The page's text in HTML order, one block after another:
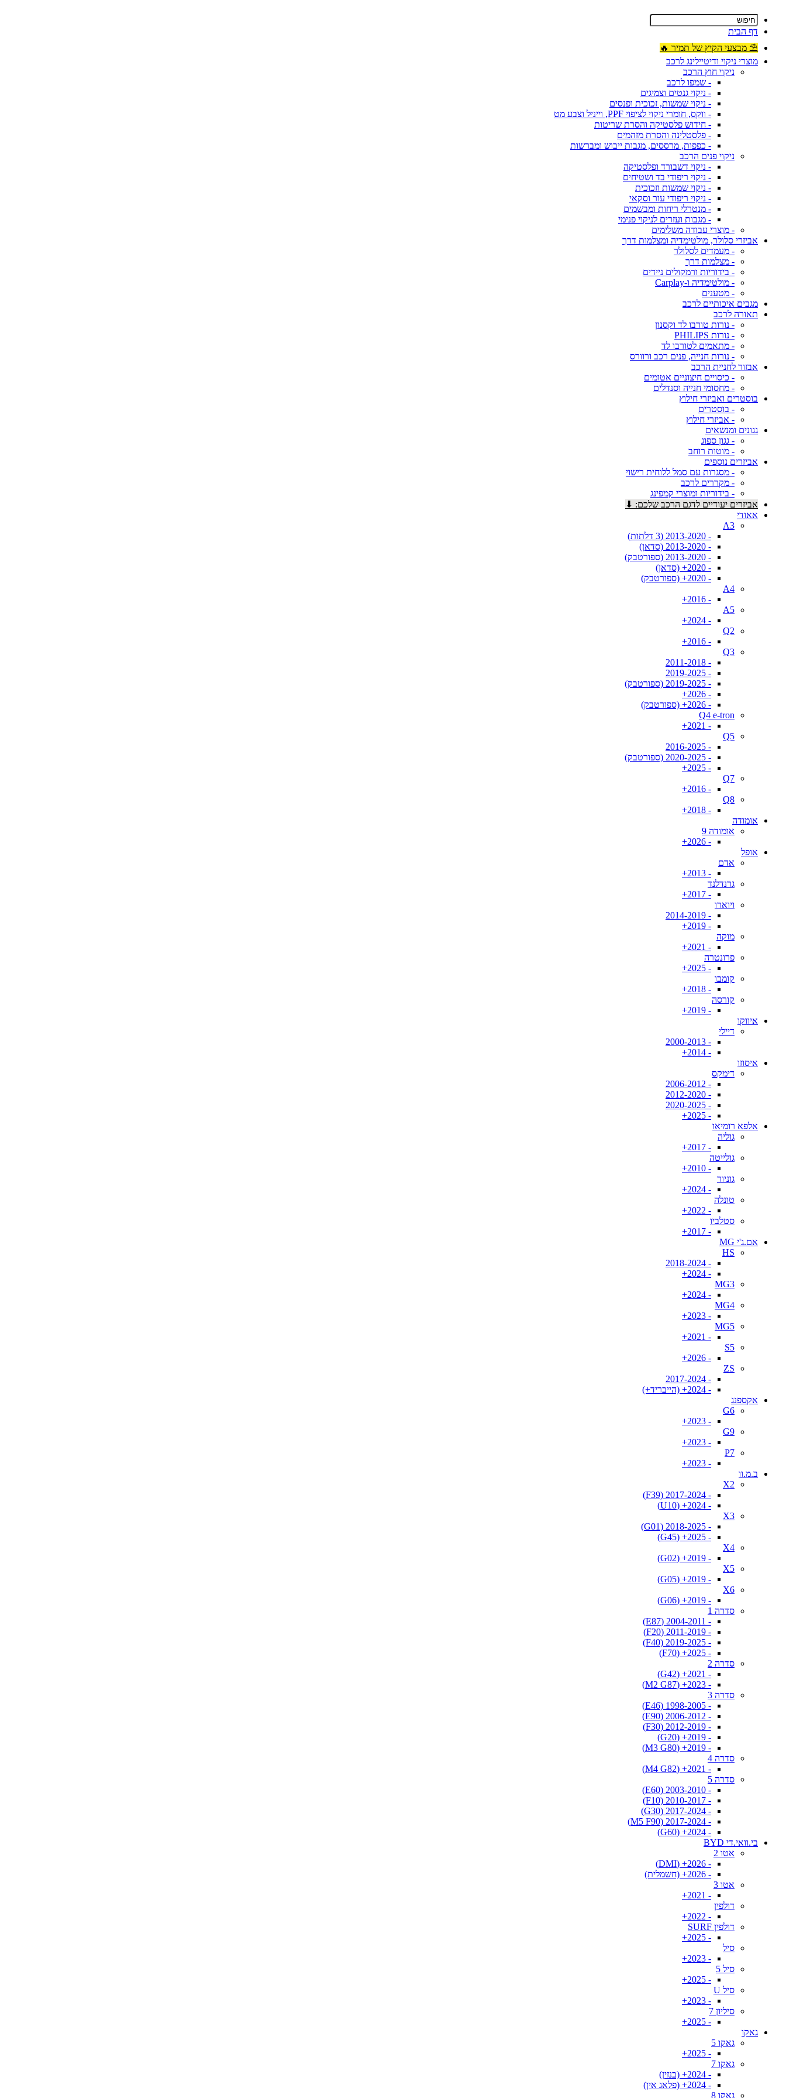
דף הבית
⛱ מבצעי הקיץ של תמיר 🔥
מוצרי ניקוי ודיטיילינג לרכב
ניקוי חוץ הרכב
- שמפו לרכב
- ניקוי גנטים וצמיגים
- ניקוי שמשות, זכוכית ופנסים
- ווקס, חומרי ניקוי לציפוי PPF, וייניל וצבע מט
- חידוש פלסטיקה והסרת שריטות
- פלסטלינה והסרת מזהמים
- כפפות, מרססים, מגבות ייבוש ומברשות
ניקוי פנים הרכב
- ניקוי דשבורד ופלסטיקה
- ניקוי ריפודי בד ושטיחים
- ניקוי שמשות וזכוכית
- ניקוי ריפודי עור וסקאי
- מנטרלי ריחות ומבשמים
- מגבות ועזרים לניקוי פנימי
- מוצרי עבודה משלימים
אביזרי סלולר, מולטימדיה ומצלמות דרך
- מעמדים לסלולר
- מצלמות דרך
- בידוריות ורמקולים ניידים
- מולטימדיה ו-Carplay
- מטענים
מגבים איכותיים לרכב
תאורה לרכב
- נורות טורבו לד וקסנון
- נורות PHILIPS
- מתאמים לטורבו לד
- נורות חנייה, פנים רכב ורוורס
אבזור לחניית הרכב
- כיסויים חיצוניים אטומים
- מחסומי חנייה וסנדלים
בוסטרים ואביזרי חילוץ
- בוסטרים
- אביזרי חילוץ
גגונים ומנשאים
- גגון ספוג
- מוטות רוחב
אביזרים נוספים
- מסגרות עם סמל ללוחית רישוי
- מקררים לרכב
- בידוריות ומוצרי קמפינג
אביזרים יעודיים לדגם הרכב שלכם: ⬇
אאודי
A3
- 2013-2020 (3 דלתות)
- 2013-2020 (סדאן)
- 2013-2020 (ספורטבק)
- 2020+ (סדאן)
- 2020+ (ספורטבק)
A4
- 2016+
A5
- 2024+
Q2
- 2016+
Q3
- 2011-2018
- 2019-2025
- 2019-2025 (ספורטבק)
- 2026+
- 2026+ (ספורטבק)
Q4 e-tron
- 2021+
Q5
- 2016-2025
- 2020-2025 (ספורטבק)
- 2025+
Q7
- 2016+
Q8
- 2018+
אומודה
אומודה 9
- 2026+
אופל
אדם
- 2013+
גרנדלנד
- 2017+
ויוארו
- 2014-2019
- 2019+
מוקה
- 2021+
פרונטרה
- 2025+
קומבו
- 2018+
קורסה
- 2019+
איווקו
דיילי
- 2000-2013
- 2014+
איסוזו
דימקס
- 2006-2012
- 2012-2020
- 2020-2025
- 2025+
אלפא רומיאו
גוליה
- 2017+
גולייטה
- 2010+
גוניור
- 2024+
טונלה
- 2022+
סטלביו
- 2017+
אם.ג'י MG
HS
- 2018-2024
- 2024+
MG3
- 2024+
MG4
- 2023+
MG5
- 2021+
S5
- 2026+
ZS
- 2017-2024
- 2024+ (הייבריד+)
אקספנג
G6
- 2023+
G9
- 2023+
P7
- 2023+
ב.מ.וו
X2
- 2017-2024 (F39)
- 2024+ (U10)
X3
- 2018-2025 (G01)
- 2025+ (G45)
X4
- 2019+ (G02)
X5
- 2019+ (G05)
X6
- 2019+ (G06)
סדרה 1
- 2004-2011 (E87)
- 2011-2019 (F20)
- 2019-2025 (F40)
- 2025+ (F70)
סדרה 2
- 2021+ (G42)
- 2023+ (M2 G87)
סדרה 3
- 1998-2005 (E46)
- 2006-2012 (E90)
- 2012-2019 (F30)
- 2019+ (G20)
- 2019+ (M3 G80)
סדרה 4
- 2021+ (M4 G82)
סדרה 5
- 2003-2010 (E60)
- 2010-2017 (F10)
- 2017-2024 (G30)
- 2017-2024 (M5 F90)
- 2024+ (G60)
בי.וואי.די BYD
אטו 2
- 2026+ (DMI)
- 2026+ (חשמלית)
אטו 3
- 2021+
דולפין
- 2022+
דולפין SURF
- 2025+
סיל
- 2023+
סיל 5
- 2025+
סיל U
- 2023+
סיליון 7
- 2025+
גאקו
גאקו 5
- 2025+
גאקו 7
- 2024+ (בנזין)
- 2024+ (פלאג אין)
גאקו 8